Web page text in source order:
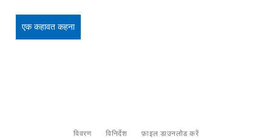
एक कहावत कहना
विवरण विनिर्देश फ़ाइल डाउनलोड करें